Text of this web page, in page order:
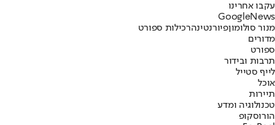
עקבו אחרינו
Googl eNews
מנור סולומוןפיורנטינהרכילות ספורט
מדורים
ספורט
תרבות ובידור
לייף סטייל
אוכל
תיירות
טכנולוגיה ומדע
הורוסקופ